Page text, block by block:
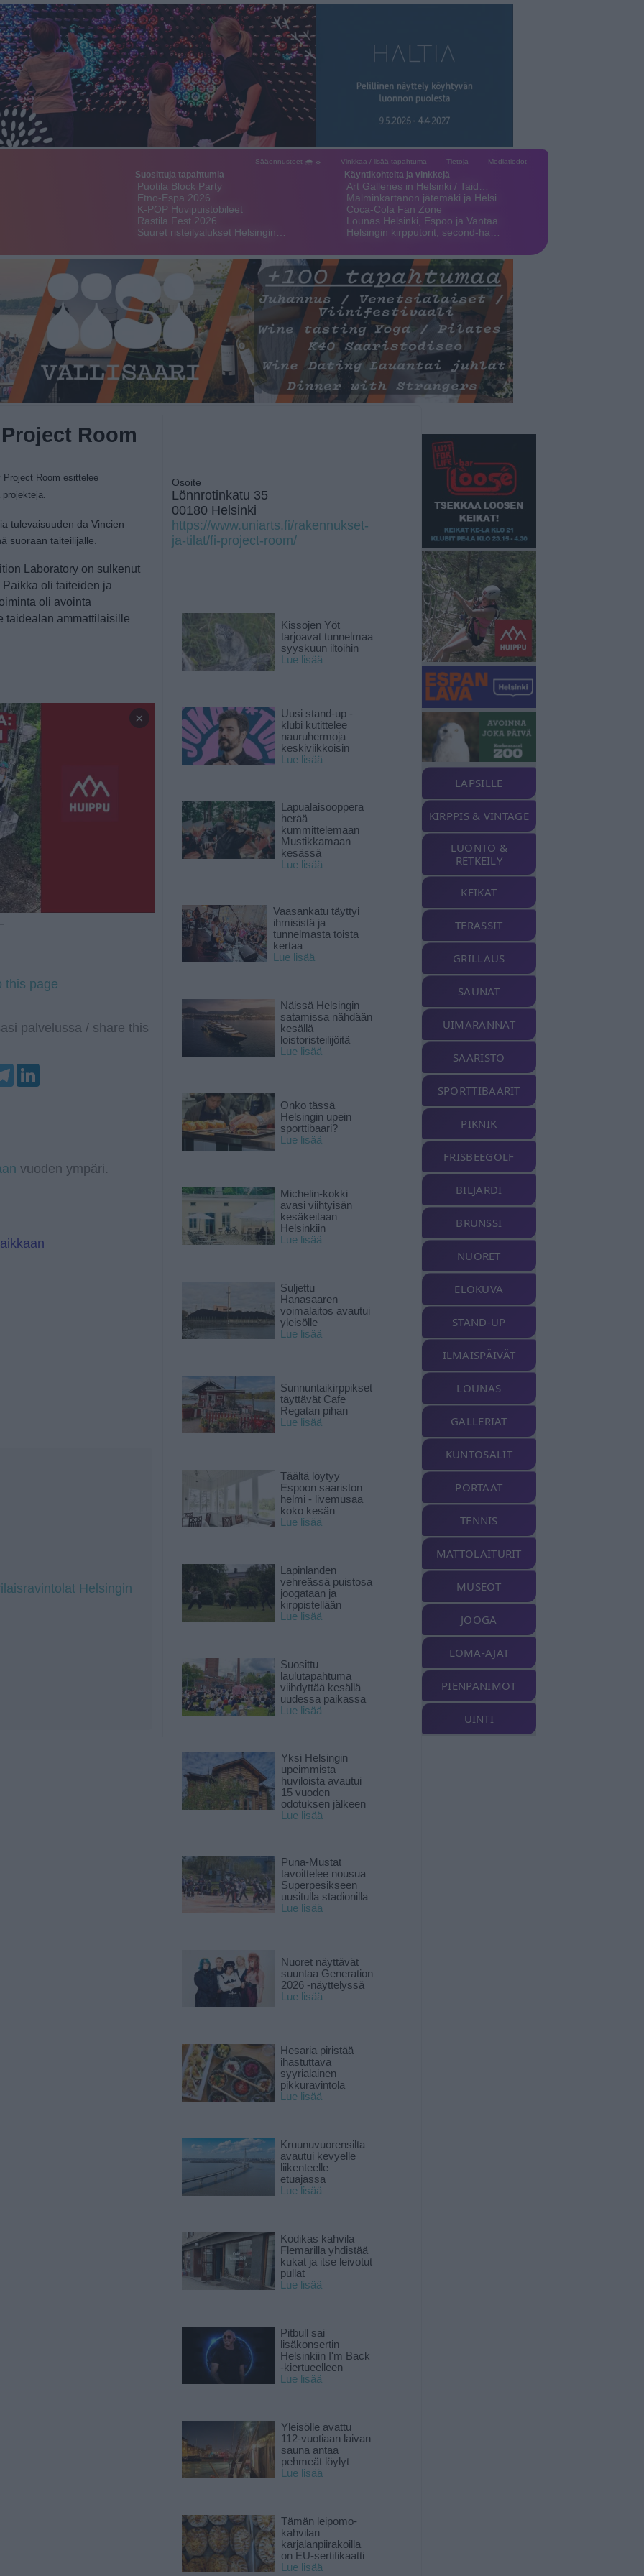
Sääennusteet 🌧 ☼ Vinkkaa / lisää tapahtuma Tietoja Mediatiedot
Suosittuja tapahtumia
Puotila Block Party
Etno-Espa 2026
K-POP Huvipuistobileet
Rastila Fest 2026
Suuret risteilyalukset Helsingin…
Käyntikohteita ja vinkkejä
Art Galleries in Helsinki / Taid…
Malminkartanon jätemäki ja Helsi…
Coca-Cola Fan Zone
Lounas Helsinki, Espoo ja Vantaa…
Helsingin kirpputorit, second-ha…
Room
Project Room esittelee
tulevaisuuden da Vincien
suoraan taiteilijalle.
Laboratory on sulkenut
oli taiteiden ja
oli avointa
taidealan ammattilaisille
×
this page
palvelussa / share this
T
vuoden ympäri.
Helsingin
Osoite
Lönnrotinkatu 35
00180 Helsinki
https://www.uniarts.fi/rakennukset-
ja-tilat/fi-project-room/
Kissojen Yöt
tarjoavat tunnelmaa
syyskuun iltoihin
Lue lisää
Uusi stand-up -
klubi kutittelee
nauruhermoja
keskiviikkoisin
Lue lisää
Lapualaisooppera
herää
kummittelemaan
Mustikkamaan
kesässä
Lue lisää
Vaasankatu täyttyi
ihmisistä ja
tunnelmasta toista
kertaa
Lue lisää
Näissä Helsingin
satamissa nähdään
kesällä
loistoristeilijöitä
Lue lisää
Onko tässä
Helsingin upein
sporttibaari?
Lue lisää
Michelin-kokki
avasi viihtyisän
kesäkeitaan
Helsinkiin
Lue lisää
Suljettu
Hanasaaren
voimalaitos avautui
yleisölle
Lue lisää
Sunnuntaikirppikset
täyttävät Cafe
Regatan pihan
Lue lisää
Täältä löytyy
Espoon saariston
helmi - livemusaa
koko kesän
Lue lisää
Lapinlanden
vehreässä puistosa
joogataan ja
kirppistellään
Lue lisää
Suosittu
laulutapahtuma
viihdyttää kesällä
uudessa paikassa
Lue lisää
Yksi Helsingin
upeimmista
huviloista avautui
15 vuoden
odotuksen jälkeen
Lue lisää
Puna-Mustat
tavoittelee nousua
Superpesikseen
uusitulla stadionilla
Lue lisää
Nuoret näyttävät
suuntaa Generation
2026 -näyttelyssä
Lue lisää
Hesaria piristää
ihastuttava
syyrialainen
pikkuravintola
Lue lisää
Kruunuvuorensilta
avautui kevyelle
liikenteelle
etuajassa
Lue lisää
Kodikas kahvila
Flemarilla yhdistää
kukat ja itse leivotut
pullat
Lue lisää
Pitbull sai
lisäkonsertin
Helsinkiin I'm Back
-kiertueelleen
Lue lisää
Yleisölle avattu
112-vuotiaan laivan
sauna antaa
pehmeät löylyt
Lue lisää
Tämän leipomo-
kahvilan
karjalanpiirakoilla
on EU-sertifikaatti
Lue lisää
LAPSILLE
KIRPPIS & VINTAGE
LUONTO &
RETKEILY
KEIKAT
TERASSIT
GRILLAUS
SAUNAT
UIMARANNAT
SAARISTO
SPORTTIBAARIT
PIKNIK
FRISBEEGOLF
BILJARDI
BRUNSSI
NUORET
ELOKUVA
STAND-UP
ILMAISPÄIVÄT
LOUNAS
GALLERIAT
KUNTOSALIT
PORTAAT
TENNIS
MATTOLAITURIT
MUSEOT
JOOGA
LOMA-AJAT
PIENPANIMOT
UINTI